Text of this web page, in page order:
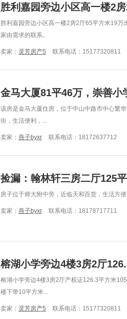
胜利嘉园旁边小区高一楼2
胜利嘉园旁边小区高一楼2房2厅65平方米19
家由需求的联系。
卖家： 灵芳房产5 联系电话：15177320811
金马大厦81平46万，崇善
该房是金马大厦住房，位于中山中路市中心繁
街，生活便利，...
卖家： 燕子byxr 联系电话：18172637712
捡漏：翰林轩三房二厅125
房子位于师大附中旁，近临天和百货，生活方便
卖家： 燕子byxr 联系电话：18178717711
榕湖小学旁边4楼3房2厅
榕湖小学旁边4楼3房2厅产权证126.3平方米
楼下带10平方米...
卖家： 灵芳房产5 联系电话：15177320811